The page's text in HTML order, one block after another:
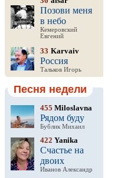
Позови меня
в небо
Кемеровский
Евгений
33 Karvaiv
Россия
Тальков Игорь
Песня недели
455 Miloslavna
Рядом буду
Бублик Михаил
422 Yanika
Счастье на
двоих
Иванов Александр